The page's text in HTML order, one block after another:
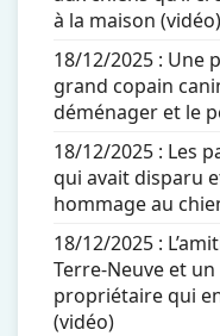
à la maison (vidéo)
18/12/2025 : Une
grand copain
déménager et le
18/12/2025 : Les
qui avait disparu
hommage au
18/12/2025 :
Terre-Neuve et
propriétaire qui
(vidéo)